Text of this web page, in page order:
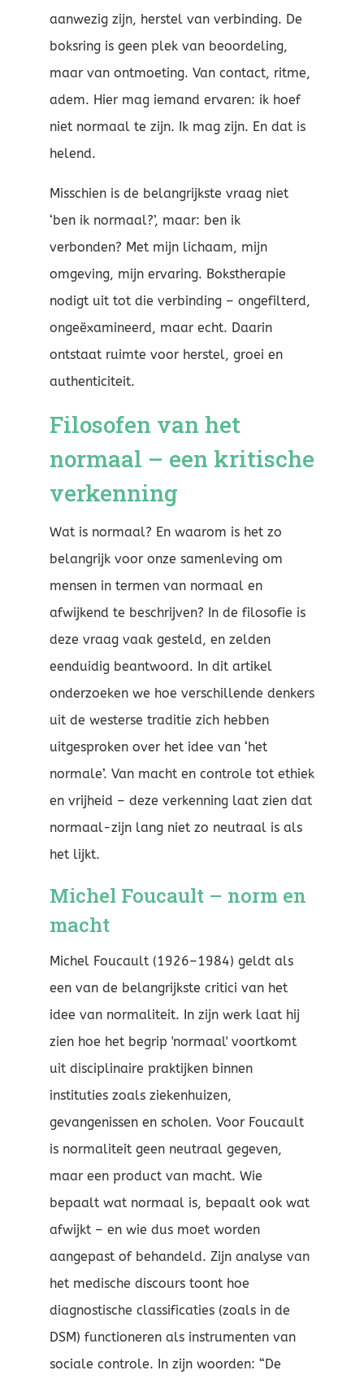
aanwezig zijn, herstel van verbinding. De
boksring is geen plek van beoordeling,
maar van ontmoeting. Van contact, ritme,
adem. Hier mag iemand ervaren: ik hoef
niet normaal te zijn. Ik mag zijn. En dat is
helend.
Misschien is de belangrijkste vraag niet
‘ben ik normaal?’, maar: ben ik
verbonden? Met mijn lichaam, mijn
omgeving, mijn ervaring. Bokstherapie
nodigt uit tot die verbinding – ongefilterd,
ongeëxamineerd, maar echt. Daarin
ontstaat ruimte voor herstel, groei en
authenticiteit.
Filosofen van het
normaal – een kritische
verkenning
Wat is normaal? En waarom is het zo
belangrijk voor onze samenleving om
mensen in termen van normaal en
afwijkend te beschrijven? In de filosofie is
deze vraag vaak gesteld, en zelden
eenduidig beantwoord. In dit artikel
onderzoeken we hoe verschillende denkers
uit de westerse traditie zich hebben
uitgesproken over het idee van ‘het
normale’. Van macht en controle tot ethiek
en vrijheid – deze verkenning laat zien dat
normaal-zijn lang niet zo neutraal is als
het lijkt.
Michel Foucault – norm en
macht
Michel Foucault (1926–1984) geldt als
een van de belangrijkste critici van het
idee van normaliteit. In zijn werk laat hij
zien hoe het begrip 'normaal' voortkomt
uit disciplinaire praktijken binnen
instituties zoals ziekenhuizen,
gevangenissen en scholen. Voor Foucault
is normaliteit geen neutraal gegeven,
maar een product van macht. Wie
bepaalt wat normaal is, bepaalt ook wat
afwijkt – en wie dus moet worden
aangepast of behandeld. Zijn analyse van
het medische discours toont hoe
diagnostische classificaties (zoals in de
DSM) functioneren als instrumenten van
sociale controle. In zijn woorden: “De